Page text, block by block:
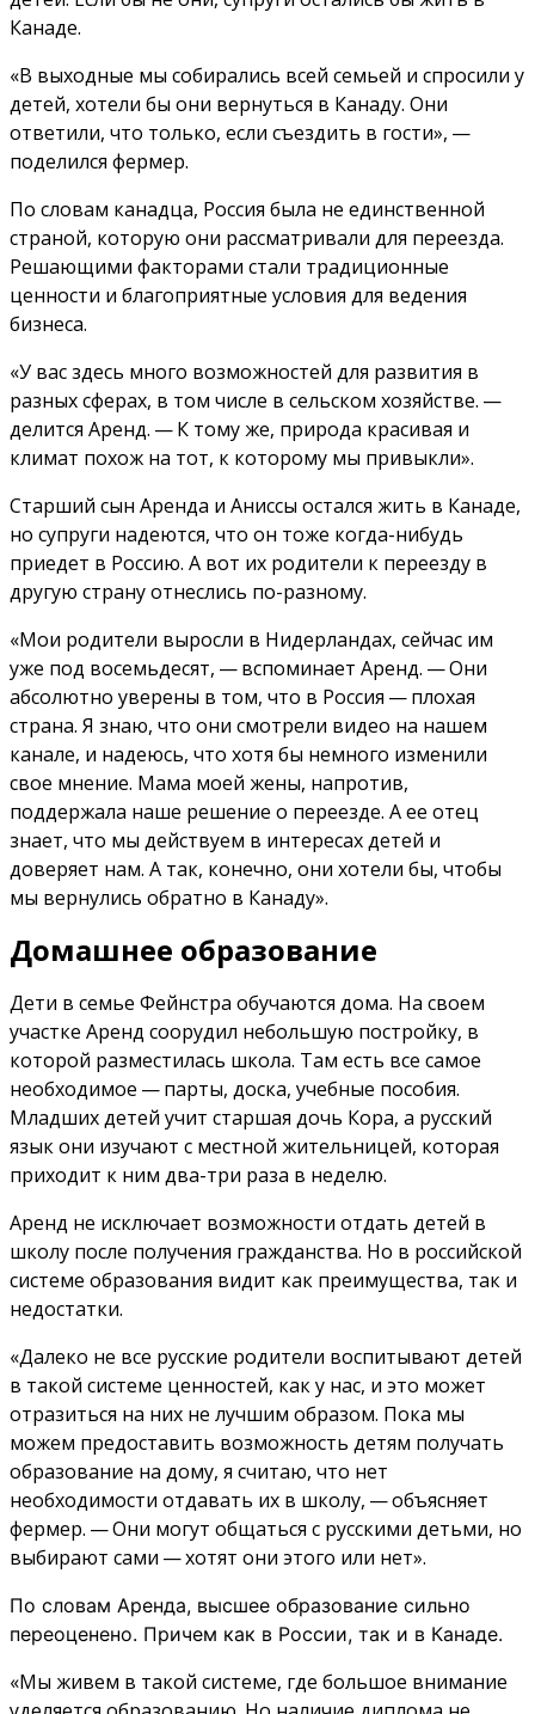
Канаде.
«В выходные мы собирались всей семьей и спросили у
детей, хотели бы они вернуться в Канаду. Они
ответили, что только, если съездить в гости», —
поделился фермер.
По словам канадца, Россия была не единственной
страной, которую они рассматривали для переезда.
Решающими факторами стали традиционные
ценности и благоприятные условия для ведения
бизнеса.
«У вас здесь много возможностей для развития в
разных сферах, в том числе в сельском хозяйстве. —
делится Аренд. — К тому же, природа красивая и
климат похож на тот, к которому мы привыкли».
Старший сын Аренда и Аниссы остался жить в Канаде,
но супруги надеются, что он тоже когда-нибудь
приедет в Россию. А вот их родители к переезду в
другую страну отнеслись по-разному.
«Мои родители выросли в Нидерландах, сейчас им
уже под восемьдесят, — вспоминает Аренд. — Они
абсолютно уверены в том, что в Россия — плохая
страна. Я знаю, что они смотрели видео на нашем
канале, и надеюсь, что хотя бы немного изменили
свое мнение. Мама моей жены, напротив,
поддержала наше решение о переезде. А ее отец
знает, что мы действуем в интересах детей и
доверяет нам. А так, конечно, они хотели бы, чтобы
мы вернулись обратно в Канаду».
Домашнее образование
Дети в семье Фейнстра обучаются дома. На своем
участке Аренд соорудил небольшую постройку, в
которой разместилась школа. Там есть все самое
необходимое — парты, доска, учебные пособия.
Младших детей учит старшая дочь Кора, а русский
язык они изучают с местной жительницей, которая
приходит к ним два-три раза в неделю.
Аренд не исключает возможности отдать детей в
школу после получения гражданства. Но в российской
системе образования видит как преимущества, так и
недостатки.
«Далеко не все русские родители воспитывают детей
в такой системе ценностей, как у нас, и это может
отразиться на них не лучшим образом. Пока мы
можем предоставить возможность детям получать
образование на дому, я считаю, что нет
необходимости отдавать их в школу, — объясняет
фермер. — Они могут общаться с русскими детьми, но
выбирают сами — хотят они этого или нет».
По словам Аренда, высшее образование сильно
переоценено. Причем как в России, так и в Канаде.
«Мы живем в такой системе, где большое внимание